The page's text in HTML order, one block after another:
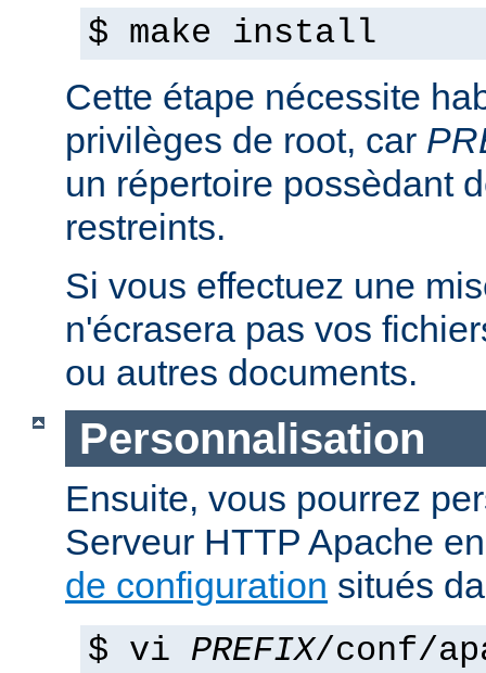
$ make install
Cette étape nécessite
privilèges de root, car
un répertoire possèdant
restreints.
Si vous effectuez une
n'écrasera pas vos
ou autres documents.
Personnalisation
Ensuite, vous pourrez
Serveur HTTP Apache
de configuration situés
$ vi PREFIX/conf/